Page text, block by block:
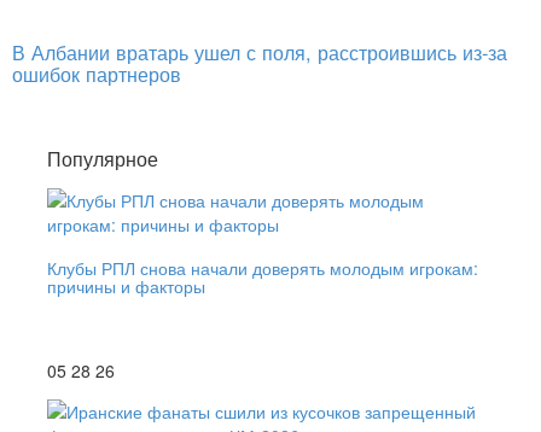
В Албании вратарь ушел с поля, расстроившись из-за
ошибок партнеров
Популярное
Клубы РПЛ снова начали доверять молодым игрокам:
причины и факторы
05 28 26